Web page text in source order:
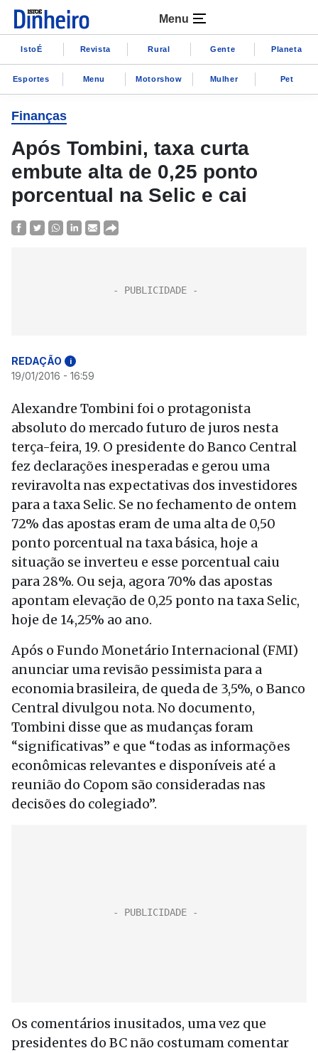
Menu
IstoÉ Revista Rural Gente Planeta
Esportes Menu Motorshow Mulher Pet
Finanças
Após Tombini, taxa curta
embute alta de 0,25 ponto
porcentual na Selic e cai
REDAÇÃO i
19/01/2016 - 16:59
Alexandre Tombini foi o protagonista
absoluto do mercado futuro de juros nesta
terça-feira, 19. O presidente do Banco Central
fez declarações inesperadas e gerou uma
reviravolta nas expectativas dos investidores
para a taxa Selic. Se no fechamento de ontem
72% das apostas eram de uma alta de 0,50
ponto porcentual na taxa básica, hoje a
situação se inverteu e esse porcentual caiu
para 28%. Ou seja, agora 70% das apostas
apontam elevação de 0,25 ponto na taxa Selic,
hoje de 14,25% ao ano.
Após o Fundo Monetário Internacional (FMI)
anunciar uma revisão pessimista para a
economia brasileira, de queda de 3,5%, o Banco
Central divulgou nota. No documento,
Tombini disse que as mudanças foram
“significativas” e que “todas as informações
econômicas relevantes e disponíveis até a
reunião do Copom são consideradas nas
decisões do colegiado”.
Os comentários inusitados, uma vez que
presidentes do BC não costumam comentar